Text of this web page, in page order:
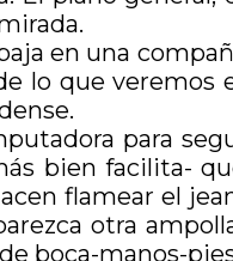
en una
lo que veremos
para
bien facilita-
flamear el
otra
boca-manos-